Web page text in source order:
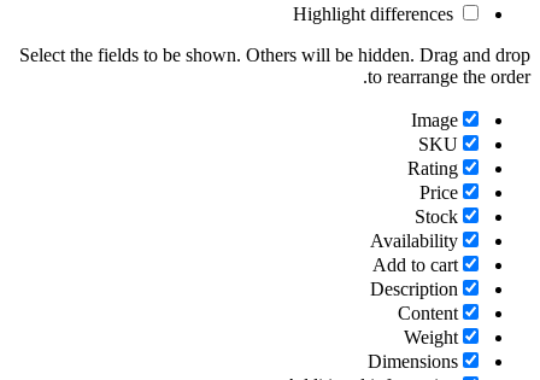
Select the fields to be shown. Others will be hidden. Drag and drop
to rearrange the order.
Image
SKU
Rating
Price
Stock
Availability
Add to cart
Description
Content
Weight
Dimensions